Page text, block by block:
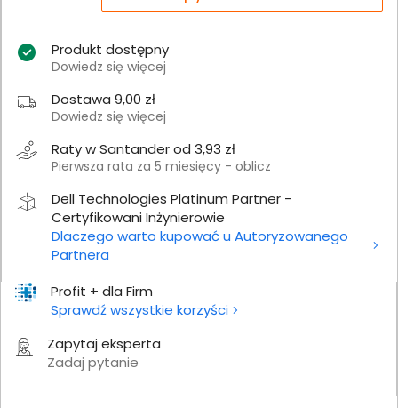
Profit + dla Firm
Sprawdź wszystkie korzyści
Zapytaj eksperta
Zadaj pytanie
Produkt dostępny
Dowiedz się więcej
Dostawa 9,00 zł
Dowiedz się więcej
Raty w Santander od 3,93 zł
Pierwsza rata za 5 miesięcy - oblicz
Dell Technologies Platinum Partner -
Certyfikowani Inżynierowie
Dlaczego warto kupować u Autoryzowanego
Partnera